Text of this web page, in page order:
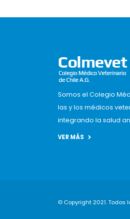
Somos el Colegio
las y los médicos
integrando la salud
VER MÁS
© Copyright 2021. Todos